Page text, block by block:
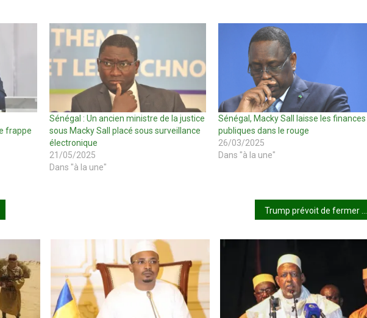
frappe
Sénégal : Un ancien ministre de la justice
sous Macky Sall placé sous surveillance
électronique
21/05/2025
Dans "à la une"
Sénégal, Macky Sall laisse les finances
publiques dans le rouge
26/03/2025
Dans "à la une"
Trump prévoit de fermer six ambassades américaines en Afrique